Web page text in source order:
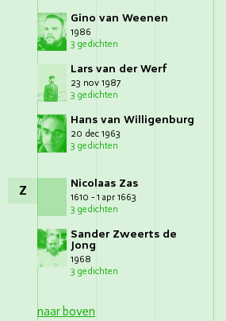
Gino van Weenen
1986
3 gedichten
Lars van der Werf
23 nov 1987
3 gedichten
Hans van Willigenburg
20 dec 1963
3 gedichten
Z Nicolaas Zas
1610 - 1 apr 1663
3 gedichten
Sander Zweerts de
Jong
1968
3 gedichten
naar boven